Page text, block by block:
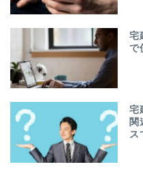
宅
で
宅
関
ス